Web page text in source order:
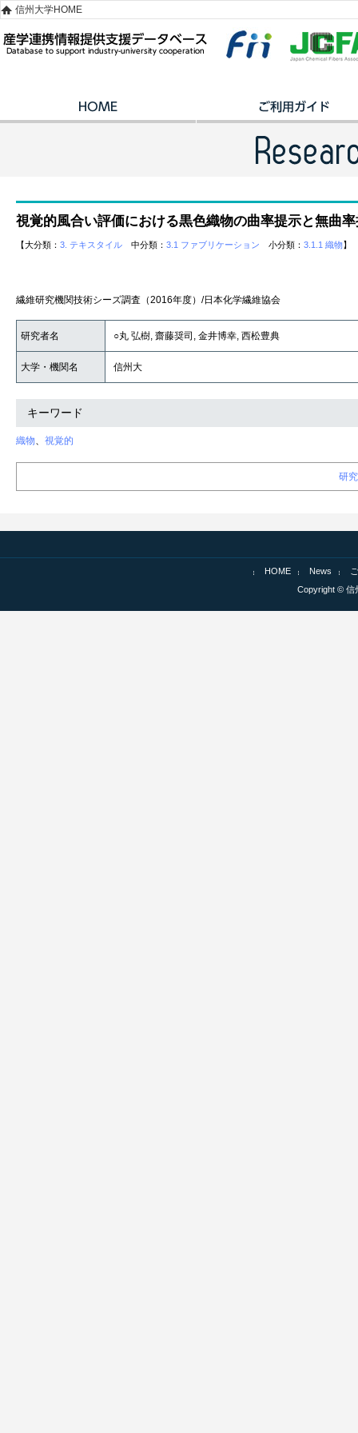
信州大学HOME
視覚的風合い評価における黒色織物の曲率提示と無曲
【大分類： 3. テキスタイル 中分類： 3.1 ファブリケーション 小分類： 3.1.1 織物】
繊維研究機関技術シーズ調査（2016年度）/日本化学繊維協会
研究者名 ○丸 弘樹, 齋藤奨司, 金井博幸, 西松豊典
大学・機関名 信州大
キーワード
織物、 視覚的
研
HOME News
Copyright © 信